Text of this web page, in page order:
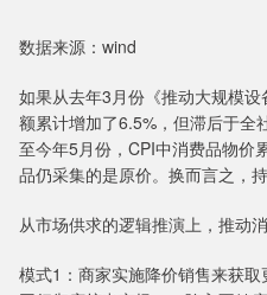
数据来源：wind
如果从去年3月份《推动大规模
额累计增加了6.5%，但滞后于全
至今年5月份，CPI中消费品物
品仍采集的是原价。换而言之，
从市场供求的逻辑推演上，推动
模式1：商家实施降价销售来获取